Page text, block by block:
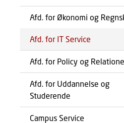
Afd. for Økonomi og
Afd. for IT Service
Afd. for Policy og
Afd. for Uddannelse og
Studerende
Campus Service